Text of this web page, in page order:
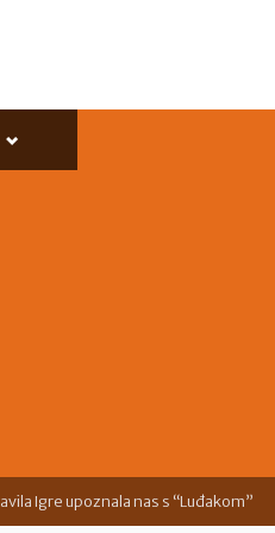
Toggle
menu
Igre upoznala nas s “Luđakom”